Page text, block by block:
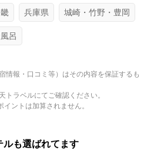
兵庫県 城崎・竹野・豊岡
呂
情報・口コミ等）はその内容を保証するも
トラベルにてご確認ください。
ントは加算されません。
ルも選ばれてます